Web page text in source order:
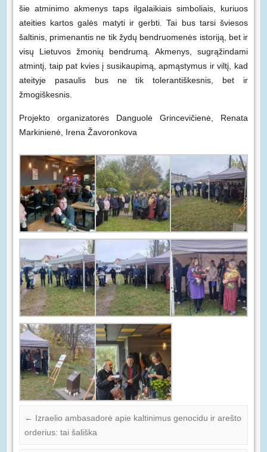
šie atminimo akmenys taps ilgalaikiais simboliais, kuriuos
ateities kartos galės matyti ir gerbti. Tai bus tarsi šviesos
šaltinis, primenantis ne tik žydų bendruomenės istoriją, bet ir
visų Lietuvos žmonių bendrumą. Akmenys, sugrąžindami
atmintį, taip pat kvies į susikaupimą, apmąstymus ir viltį, kad
ateityje pasaulis bus ne tik tolerantiškesnis, bet ir
žmogiškesnis.
Projekto organizatorės Danguolė Grincevičienė, Renata
Markinienė, Irena Žavoronkova
← Izraelio ambasadorė apie kaltinimus genocidu ir arešto
orderius: tai šališka